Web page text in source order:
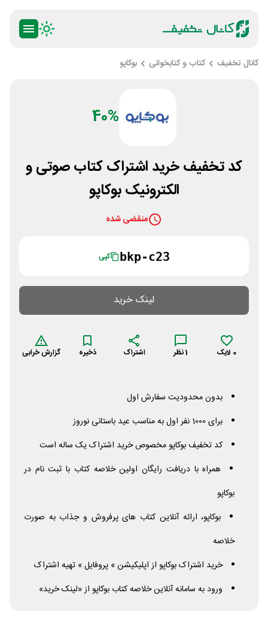
کانال تخفیف کتاب و کتابخوانی بوکاپو
40%
کد تخفیف خرید اشتراک کتاب صوتی و
الکترونیک بوکاپو
منقضی شده
bkp-c23 کپی
لینک خرید
0 لایک 1نظر اشتراک ذخیره گزارش خرابی
بدون محدودیت سفارش اول
برای 1000 نفر اول به مناسب عید باستانی نوروز
کد تخفیف بوکاپو مخصوص خرید اشتراک یک ساله است
همراه با دریافت رایگان اولین خلاصه کتاب با ثبت نام در
بوکاپو
بوکاپو، ارائه آنلاین کتاب‌ های پرفروش و جذاب به صورت
خلاصه
خرید اشتراک بوکاپو از اپلیکیشن » پروفایل » تهیه اشتراک
ورود به سامانه آنلاین خلاصه کتاب بوکاپو از «لینک خرید»